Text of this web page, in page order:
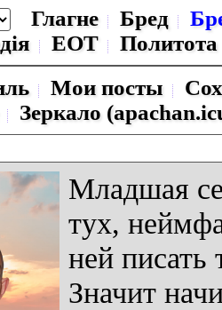
Глагне Бред
ЕОТ
Политота
Мои посты
Зеркало
Младшая
тух,
ней писать
Значит